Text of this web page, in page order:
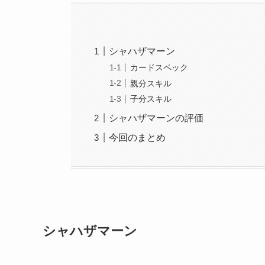
シャハザマーン
カードスペック
親分スキル
子分スキル
シャハザマーンの評価
今回のまとめ
シャハザマーン